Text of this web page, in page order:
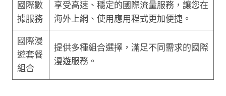
國際數
據服務
享受高速、穩定的國際流量服務，讓您在
海外上網、使用應用程式更加便捷。
國際漫
遊套餐
組合
提供多種組合選擇，滿足不同需求的國際
漫遊服務。